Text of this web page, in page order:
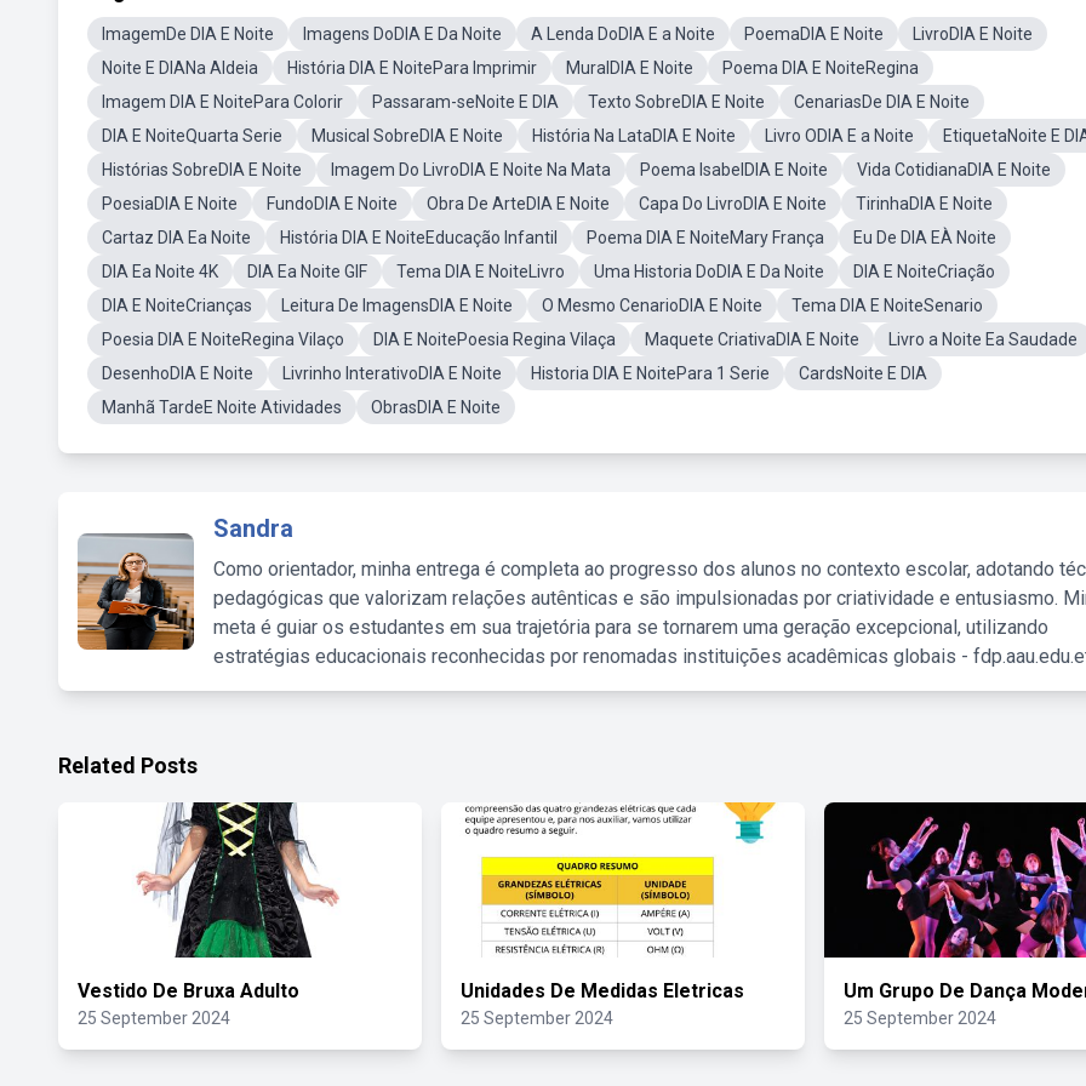
ImagemDe DIA E Noite Imagens DoDIA E Da Noite A Lenda DoDIA E a Noite PoemaDIA E Noite
LivroDIA E Noite
Noite E DIANa Aldeia
História DIA E NoitePara Imprimir MuralDIA E Noite
Poema DIA E NoiteRegina
Imagem DIA E NoitePara Colorir
Passaram-seNoite E DIA Texto SobreDIA E Noite
CenariasDe DIA E Noite
DIA E NoiteQuarta Serie
Musical SobreDIA E Noite História Na LataDIA E Noite Livro ODIA E a Noite
EtiquetaNoite E
Histórias SobreDIA E Noite
Imagem Do LivroDIA E Noite Na Mata Poema IsabelDIA E Noite
Vida CotidianaDIA E Noite
PoesiaDIA E Noite
FundoDIA E Noite Obra De ArteDIA E Noite Capa Do LivroDIA E Noite
TirinhaDIA E Noite
Cartaz DIA Ea Noite
História DIA E NoiteEducação Infantil Poema DIA E NoiteMary França
Eu De DIA EÀ Noite
DIA Ea Noite 4K
DIA Ea Noite GIF Tema DIA E NoiteLivro Uma Historia DoDIA E Da Noite
DIA E NoiteCriação
DIA E NoiteCrianças
Leitura De ImagensDIA E Noite O Mesmo CenarioDIA E Noite
Tema DIA E NoiteSenario
Poesia DIA E NoiteRegina Vilaço
DIA E NoitePoesia Regina Vilaça Maquete CriativaDIA E Noite
Livro a Noite Ea Saudade
DesenhoDIA E Noite
Livrinho InterativoDIA E Noite Historia DIA E NoitePara 1 Serie
CardsNoite E DIA
Manhã TardeE Noite Atividades
ObrasDIA E Noite
Sandra
Como orientador, minha entrega é completa ao progresso dos alunos no contexto escolar, adotando
pedagógicas que valorizam relações autênticas e são impulsionadas por criatividade e entusiasmo.
meta é guiar os estudantes em sua trajetória para se tornarem uma geração excepcional, utilizando
estratégias educacionais reconhecidas por renomadas instituições acadêmicas globais -
Related Posts
Vestido De Bruxa Adulto
25 September 2024
Unidades De Medidas Eletricas
25 September 2024
Um Grupo De Dança
25 September 2024